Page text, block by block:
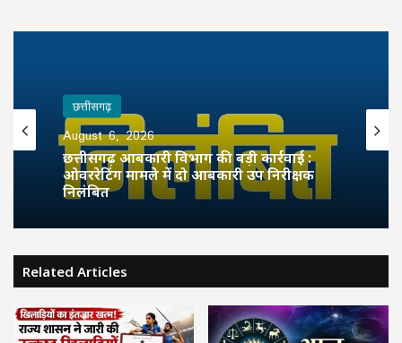
छत्तीसगढ़
August 6, 2026
छत्तीसगढ़ आबकारी विभाग की बड़ी कार्रवाई :
ओवररेटिंग मामले में दो आबकारी उप निरीक्षक
निलंबित
Related Articles